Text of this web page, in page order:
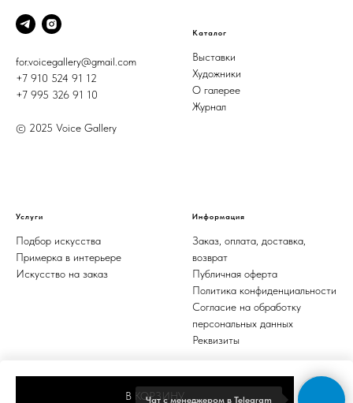
В КОРЗИНУ
Чат с менеджером в Telegram
for.voicegallery@gmail.com
+7 910 524 91 12
+7 995 326 91 10
© 2025 Voice Gallery
Каталог
Выставки
Художники
О галерее
Журнал
Услуги
Подбор искусства
Примерка в интерьере
Искусство на заказ
Информация
Заказ, оплата, доставка,
возврат
Публичная оферта
Политика конфиденциальности
Согласие на обработку
персональных данных
Реквизиты